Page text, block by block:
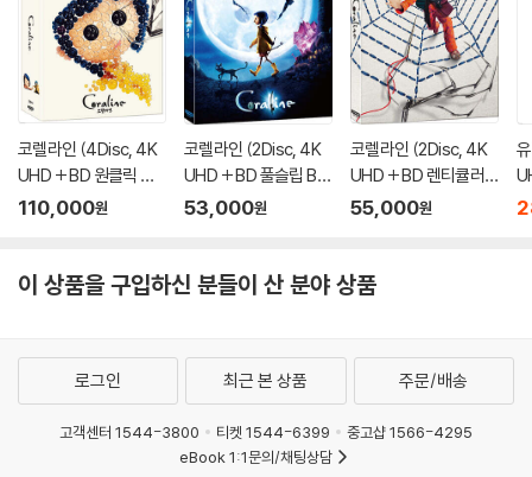
코렐라인 (4Disc, 4K
UHD + BD 원클릭 박
스 C Type 400장 한
110,000원
코렐라인 (2Disc, 4K
UHD + BD 풀슬립 B T
ype 500장 한정판) :
53,000원
코렐라인 (2Disc, 4K
UHD + BD 렌티큘러
풀슬립 A Type 700장
55,000원
이 상품을 구입하신 분들이 산 분야 상품
로그인 최근 본 상품 주문/배송
고객센터 1544-3800 티켓 1544-6399
중고샵 1566-4295
eBook 1:1문의/채팅상담